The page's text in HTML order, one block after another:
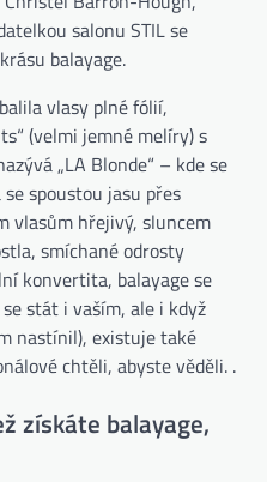
salonu STIL se
balayage.
vlasy plné fólií,
(velmi jemné melíry) s
„LA Blonde“ – kde se
spoustou jasu přes
vlasům hřejivý, sluncem
smíchané odrosty
konvertita, balayage se
stát i vaším, ale i když
nastínil), existuje také
chtěli, abyste věděli. .
získáte balayage,